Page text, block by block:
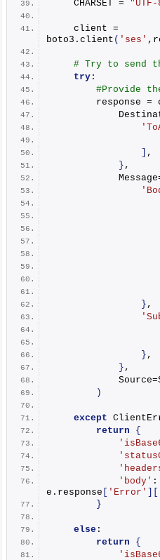
    CHARSET =
"UTF-
    client =
boto3. client ( 'ses'
# Try to send
try :
#Provide
response =
] ,
} ,
} ,
} ,
} ,
)
except
return
{
'body' :
e.response [ 'Error' ][
}
else :
return
{